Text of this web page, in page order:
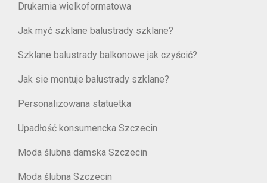
Drukarnia wielkoformatowa
Jak myć szklane balustrady szklane?
Szklane balustrady balkonowe jak czyścić?
Jak sie montuje balustrady szklane?
Personalizowana statuetka
Upadłość konsumencka Szczecin
Moda ślubna damska Szczecin
Moda ślubna Szczecin